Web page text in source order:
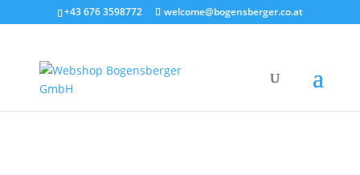
+43 676 3598772 welcome@bogensberger.co.at